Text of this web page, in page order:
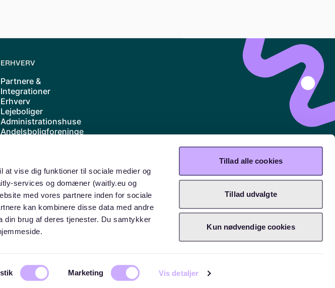
at vise dig funktioner til sociale medier og
services og domæner (waitly.eu og
med vores partnere inden for sociale
kan kombinere disse data med andre
din brug af deres tjenester. Du samtykker
Marketing Vis detaljer
Tillad alle cookies
Tillad udvalgte
Kun nødvendige cookies
ERHVERV
Partnere &
Integrationer
Erhverv
Lejeboliger
Administrationshuse
Andelsboligforeninge
Priser
Waitly samarbejder
med ABF
ApS